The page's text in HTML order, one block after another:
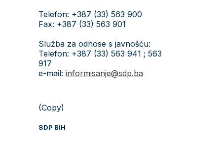
Telefon: +387 (33) 563 900
Fax: +387 (33) 563 901
Služba za odnose s javnošću:
Telefon: +387 (33) 563 941 ; 563
917
e-mail: informisanje@sdp.ba
(Copy)
SDP BiH